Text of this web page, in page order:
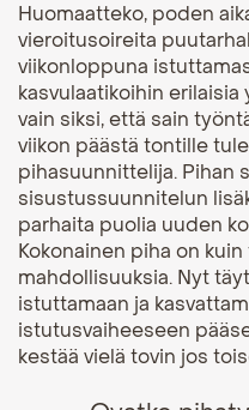
Huomaatteko, poden
vieroitusoireita
viikonloppuna
kasvulaatikoihin erilaisia
vain siksi, että sain
viikon päästä tontille
pihasuunnittelija. Pihan
sisustussuunnitelun
parhaita puolia uuden
Kokonainen piha on
mahdollisuuksia. Nyt
istuttamaan ja
istutusvaiheeseen
kestää vielä tovin jos